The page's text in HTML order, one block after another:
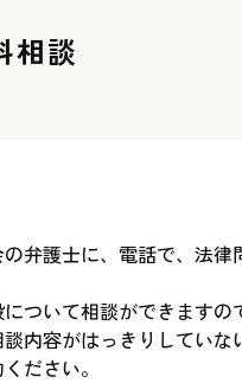
相談
弁護士に、電話で、法
ついて相談ができます
内容がはっきりしてい
ださい。